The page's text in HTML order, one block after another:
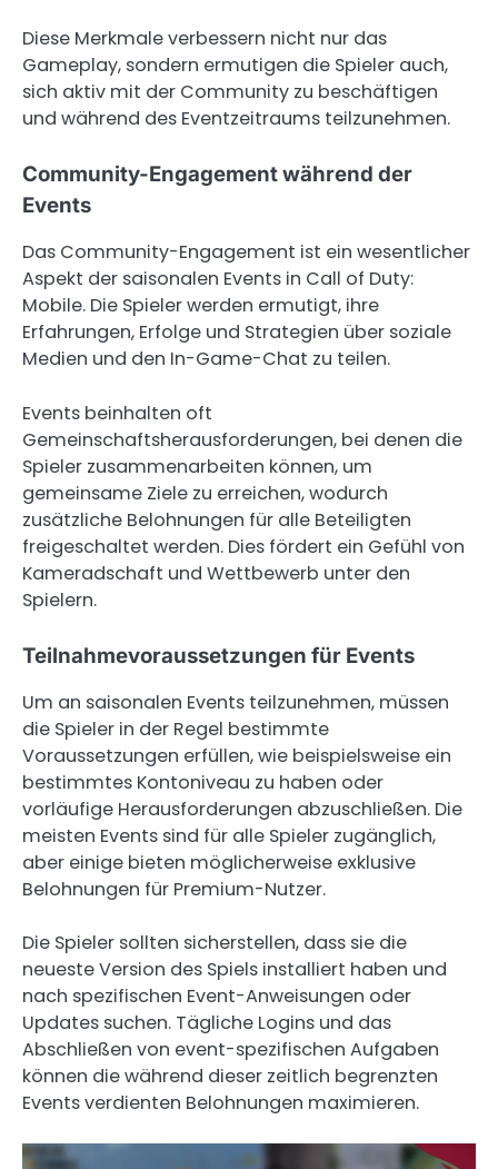
Diese Merkmale verbessern nicht nur das
Gameplay, sondern ermutigen die Spieler auch,
sich aktiv mit der Community zu beschäftigen
und während des Eventzeitraums teilzunehmen.
Community-Engagement während der
Events
Das Community-Engagement ist ein wesentlicher
Aspekt der saisonalen Events in Call of Duty:
Mobile. Die Spieler werden ermutigt, ihre
Erfahrungen, Erfolge und Strategien über soziale
Medien und den In-Game-Chat zu teilen.
Events beinhalten oft
Gemeinschaftsherausforderungen, bei denen die
Spieler zusammenarbeiten können, um
gemeinsame Ziele zu erreichen, wodurch
zusätzliche Belohnungen für alle Beteiligten
freigeschaltet werden. Dies fördert ein Gefühl von
Kameradschaft und Wettbewerb unter den
Spielern.
Teilnahmevoraussetzungen für Events
Um an saisonalen Events teilzunehmen, müssen
die Spieler in der Regel bestimmte
Voraussetzungen erfüllen, wie beispielsweise ein
bestimmtes Kontoniveau zu haben oder
vorläufige Herausforderungen abzuschließen. Die
meisten Events sind für alle Spieler zugänglich,
aber einige bieten möglicherweise exklusive
Belohnungen für Premium-Nutzer.
Die Spieler sollten sicherstellen, dass sie die
neueste Version des Spiels installiert haben und
nach spezifischen Event-Anweisungen oder
Updates suchen. Tägliche Logins und das
Abschließen von event-spezifischen Aufgaben
können die während dieser zeitlich begrenzten
Events verdienten Belohnungen maximieren.